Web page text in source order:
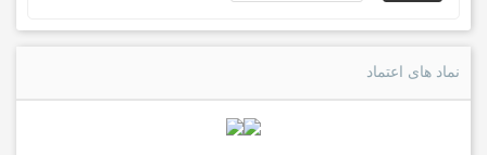
نماد های اعتماد